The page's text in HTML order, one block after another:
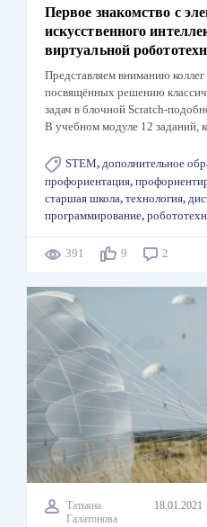
Первое знакомство с
искусственного
виртуальной
Представляем вниманию
посвящённых решению
задач в блочной Scratch-
В учебном модуле 12 заданий,
STEM, дополнительное
профориентация,
старшая школа, технология,
программирование,
391 9 2
Татьяна
Галатонова
18.01.2021